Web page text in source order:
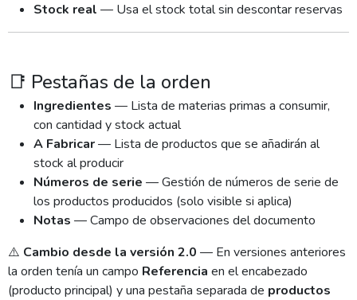
Stock real — Usa el stock total sin descontar reservas
📑 Pestañas de la orden
Ingredientes — Lista de materias primas a consumir,
con cantidad y stock actual
A Fabricar— Lista de productos que se añadirán al
stock al producir
Números de serie — Gestión de números de serie de
los productos producidos (solo visible si aplica)
Notas — Campo de observaciones del documento
⚠️ Cambio desde la versión 2.0 — En versiones anteriores
la orden tenía un campo Referencia en el encabezado
(producto principal) y una pestaña separada de productos